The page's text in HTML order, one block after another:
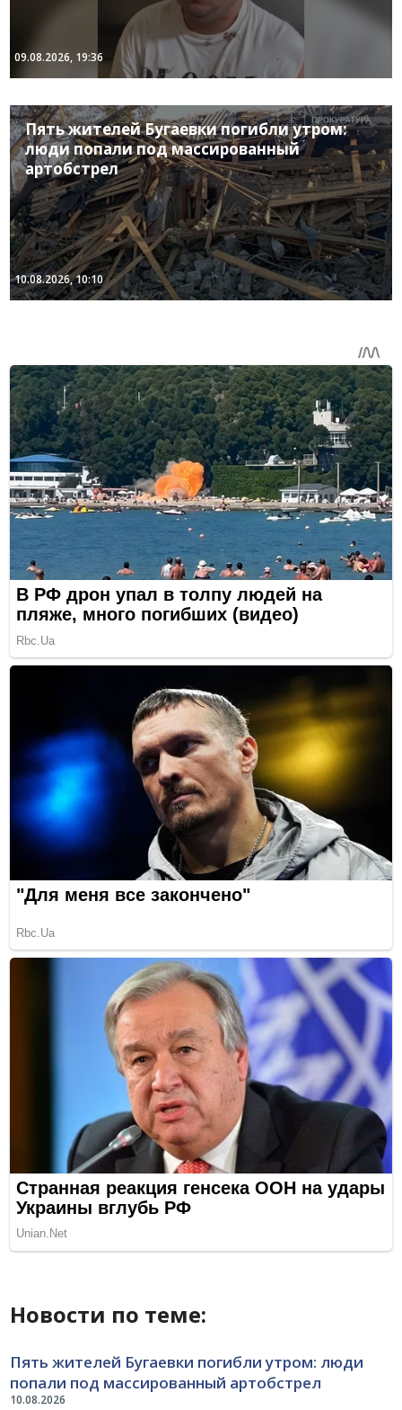
09.08.2026, 19:36
Пять жителей Бугаевки погибли утром:
люди попали под массированный
артобстрел
10.08.2026, 10:10
Новости по теме:
10.08.2026
Пять жителей Бугаевки погибли утром: люди
попали под массированный артобстрел